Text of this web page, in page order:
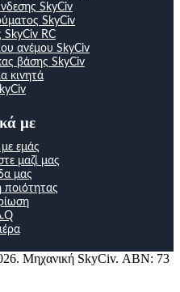
SkyCiv
SkyCiv
SkyCiv RC
ανέμου SkyCiv
βάσης SkyCiv
κινητά
με
εμάς
μαζί μας
μας
ποιότητας
Μηχανική SkyCiv. ΑΒΝ: 73